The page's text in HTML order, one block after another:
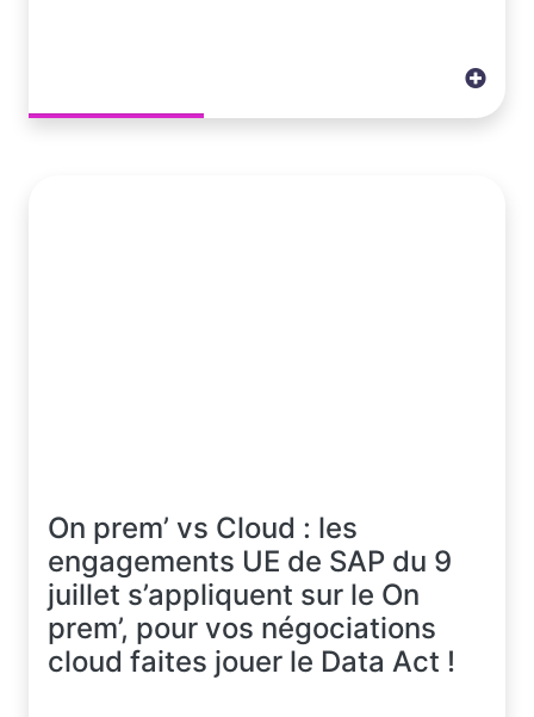
On prem’ vs Cloud : les
engagements UE de SAP du 9
juillet s’appliquent sur le On
prem’, pour vos négociations
cloud faites jouer le Data Act !